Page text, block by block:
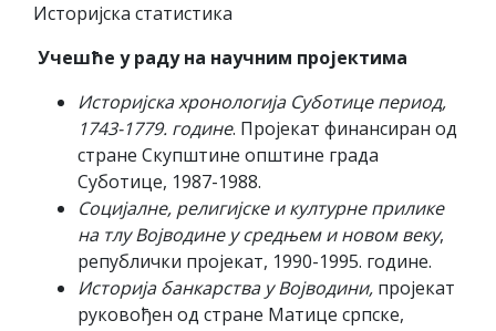
Историјска статистика
Учешће у раду на научним пројектима
Историјска хронологија Суботице период,
1743-1779. године. Пројекат финансиран од
стране Скупштине општине града
Суботице, 1987-1988.
Социјалне, религијске и културне прилике
на тлу Војводине у средњем и новом веку,
републички пројекат, 1990-1995. године.
Историја банкарства у Војводини, пројекат
руковођен од стране Матице српске,